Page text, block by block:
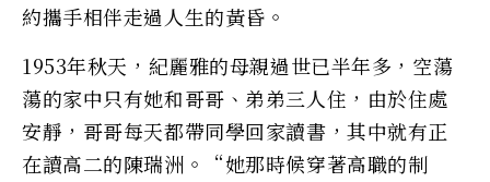
約攜手相伴走過人生的黃昏。
1953年秋天，紀麗雅的母親過世已半年多，空蕩
蕩的家中只有她和哥哥、弟弟三人住，由於住處
安靜，哥哥每天都帶同學回家讀書，其中就有正
在讀高二的陳瑞洲。“她那時候穿著高職的制